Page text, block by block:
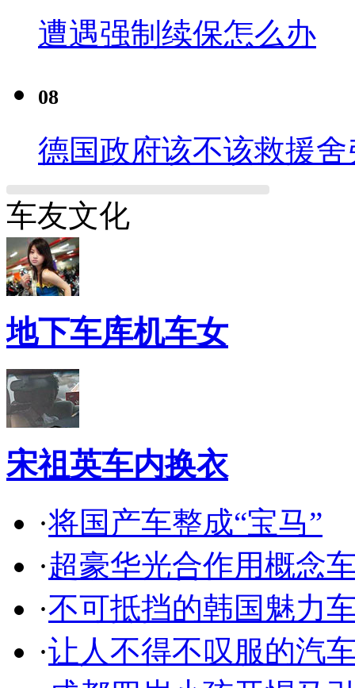
遭遇强制续保怎么办
08
德国政府该不该救援舍
车友文化
地下车库机车女
宋祖英车内换衣
·将国产车整成“宝马”
·超豪华光合作用概念
·不可抵挡的韩国魅力
·让人不得不叹服的汽